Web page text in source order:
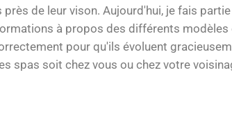
de leur vison. Aujourd'hui, je fais
à propos des différents
pour qu'ils évoluent
spas soit chez vous ou chez votre